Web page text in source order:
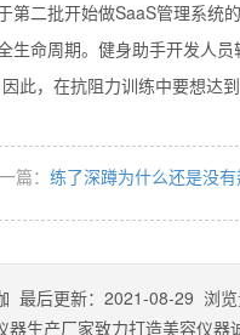
第二批开始做SaaS管理系统
生命周期。健身助手开发人
此，在抗阻力训练中要想达
篇： 练了深蹲为什么还是没有
最后更新： 2021-08-29 浏览
器生产厂家致力打造美容仪器